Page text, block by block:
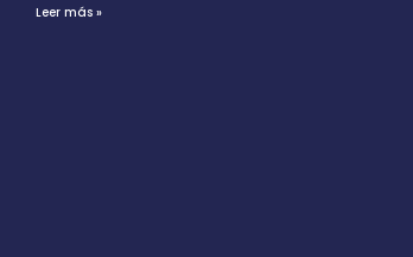
Leer más »